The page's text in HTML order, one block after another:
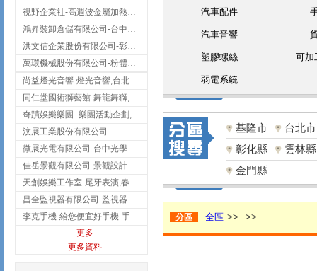
視野企業社-高週波金屬加熱設備,彰化高週波金屬加熱設備
鴻昇裝卸倉儲有限公司-台中貨櫃裝卸
洪文信企業股份有限公司-彰化鋅合金鑄造,彰化五金加工,彰化五金配件
萬環機械股份有限公司-粉體塗裝設備,輸送機,輸送機設備,台南輸送機
尚益燈光音響-燈光音響,台北燈光音響,台北燈光音響出租
同仁堂國術獅藝館-舞龍舞獅,台中舞龍舞獅
奇蹟娛樂樂團–樂團活動企劃,台中樂團表演,台中婚禮樂團
汶展工業股份有限公司
微展光電有限公司-台中光學鍍膜,optical filter taiwan,台灣光學鍍膜
佳岳景觀有限公司-景觀設計公司,台北景觀設計,台北景觀工程,中山區景觀設計
天創娛樂工作室-尾牙表演,春酒表演,板橋尾牙表演
昌全監視器有限公司-監視器安裝,高雄監視器安裝,鳳山區監視器安裝
李克手機-給您便宜好手機-手機收購,屏東手機收購
更多
更多資料
汽車配件
汽車音響
塑膠螺絲 可加
弱電系統
基隆市
台北市
彰化縣
雲林縣
金門縣
分區 全區 >> >>